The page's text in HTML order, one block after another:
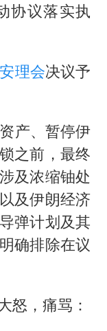
协议落实执
理会决议予
产、暂停伊
之前，最终
及浓缩铀处
及伊朗经济
弹计划及其
确排除在议
怒，痛骂：